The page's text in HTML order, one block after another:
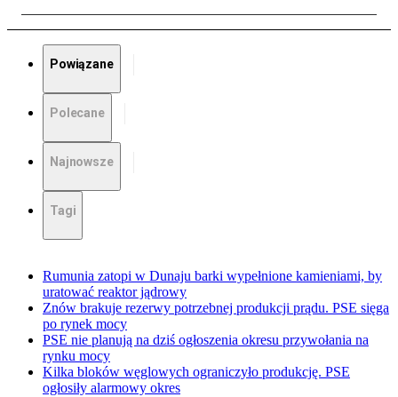
Powiązane
Polecane
Najnowsze
Tagi
Rumunia zatopi w Dunaju barki wypełnione kamieniami, by
uratować reaktor jądrowy
Znów brakuje rezerwy potrzebnej produkcji prądu. PSE sięga
po rynek mocy
PSE nie planują na dziś ogłoszenia okresu przywołania na
rynku mocy
Kilka bloków węglowych ograniczyło produkcję. PSE
ogłosiły alarmowy okres